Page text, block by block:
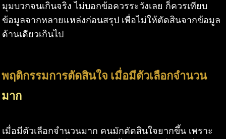
มุมบวกจนเกินจริง ไม่บอกข้อควรระวังเลย ก็ควรเทียบ
ข้อมูลจากหลายแหล่งก่อนสรุป เพื่อไม่ให้ตัดสินจากข้อมูล
ด้านเดียวเกินไป
พฤติกรรมการตัดสินใจ เมื่อมีตัวเลือกจำนวน
มาก
เมื่อมีตัวเลือกจำนวนมาก คนมักตัดสินใจยากขึ้น เพราะ